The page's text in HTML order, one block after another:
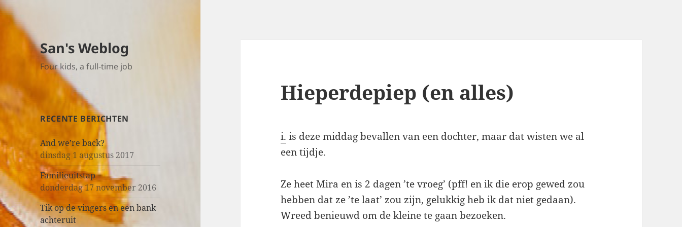
San's Weblog
Four kids, a full-time job
RECENTE BERICHTEN
And we’re back?
dinsdag 1 augustus 2017
Familieuitstap
donderdag 17 november 2016
Tik op de vingers en een bank
achteruit
Hieperdepiep (en alles)
i. is deze middag bevallen van een dochter, maar dat wisten we al
een tijdje.
Ze heet Mira en is 2 dagen ’te vroeg’ (pff! en ik die erop gewed zou
hebben dat ze ’te laat’ zou zijn, gelukkig heb ik dat niet gedaan).
Wreed benieuwd om de kleine te gaan bezoeken.